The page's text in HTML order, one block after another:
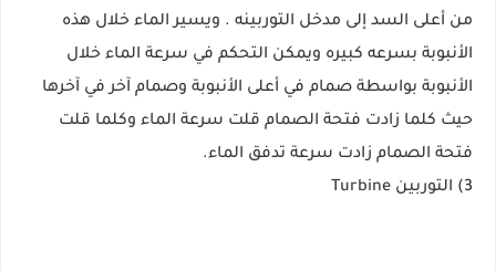
من أعلى السد إلى مدخل التوربينه . ويسير الماء خلال هذه
الأنبوبة بسرعه كبيره ويمكن التحكم في سرعة الماء خلال
الأنبوبة بواسطة صمام في أعلى الأنبوبة وصمام آخر في آخرها
حيث كلما زادت فتحة الصمام قلت سرعة الماء وكلما قلت
فتحة الصمام زادت سرعة تدفق الماء.
3) التوربين Turbine